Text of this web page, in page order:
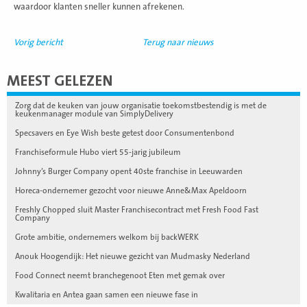
waardoor klanten sneller kunnen afrekenen.
Vorig bericht Terug naar nieuws
MEEST GELEZEN
Zorg dat de keuken van jouw organisatie toekomstbestendig is met de
keukenmanager module van SimplyDelivery
Specsavers en Eye Wish beste getest door Consumentenbond
Franchiseformule Hubo viert 55-jarig jubileum
Johnny’s Burger Company opent 40ste franchise in Leeuwarden
Horeca-ondernemer gezocht voor nieuwe Anne&Max Apeldoorn
Freshly Chopped sluit Master Franchisecontract met Fresh Food Fast
Company
Grote ambitie, ondernemers welkom bij backWERK
Anouk Hoogendijk: Het nieuwe gezicht van Mudmasky Nederland
Food Connect neemt branchegenoot Eten met gemak over
Kwalitaria en Antea gaan samen een nieuwe fase in